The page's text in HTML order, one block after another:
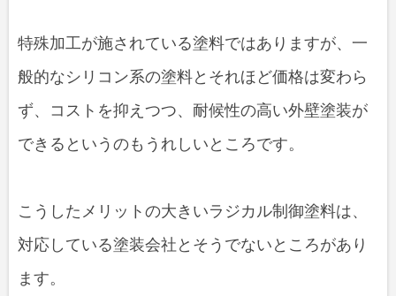
特殊加工が施されている塗料ではありますが、一
般的なシリコン系の塗料とそれほど価格は変わら
ず、コストを抑えつつ、耐候性の高い外壁塗装が
できるというのもうれしいところです。
こうしたメリットの大きいラジカル制御塗料は、
対応している塗装会社とそうでないところがあり
ます。